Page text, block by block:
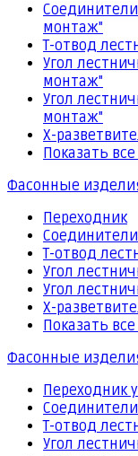
монтаж"
Т-отвод
Угол
монтаж"
Угол
монтаж"
Х-
Показать все
Фасонные
Переходник
Т-отвод
Угол
Угол
Х-
Показать все
Фасонные
Переходник
Т-отвод
Угол